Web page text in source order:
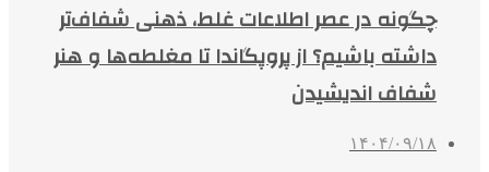
چگونه در عصر اطلاعات غلط، ذهنی شفاف‌تر
داشته باشیم؟ از پروپگاندا تا مغلطه‌ها و هنر
شفاف اندیشیدن
۱۴۰۴/۰۹/۱۸